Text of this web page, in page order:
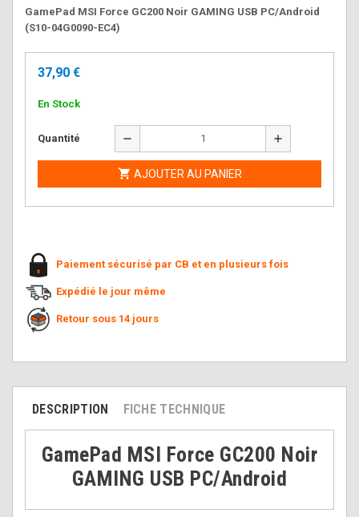
GamePad MSI Force GC200 Noir GAMING USB PC/Android
(S10-04G0090-EC4)
37,90 €
En Stock
Quantité remove add
 AJOUTER AU PANIER
Paiement sécurisé par CB et en plusieurs fois
Expédié le jour même
Retour sous 14 jours
DESCRIPTION FICHE TECHNIQUE
GamePad MSI Force GC200 Noir
GAMING USB PC/Android